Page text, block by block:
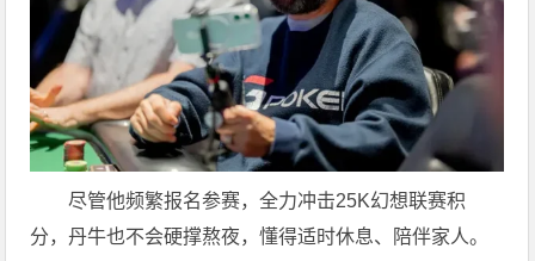
尽管他频繁报名参赛，全力冲击25K幻想联赛积
分，丹牛也不会硬撑熬夜，懂得适时休息、陪伴家人。